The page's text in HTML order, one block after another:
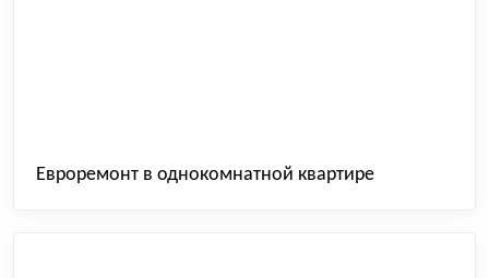
Евроремонт в однокомнатной квартире